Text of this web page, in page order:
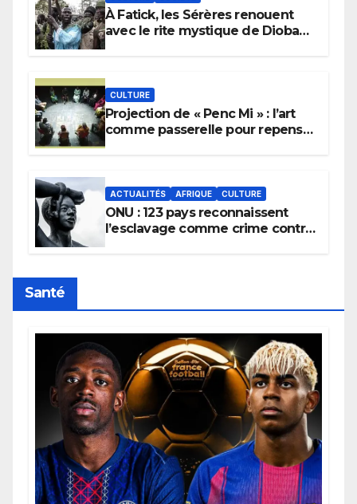
À Fatick, les Sérères renouent
avec le rite mystique de Diobaye
CULTURE
Projection de « Penc Mi » : l’art
comme passerelle pour repenser
ACTUALITÉS AFRIQUE CULTURE
ONU : 123 pays reconnaissent
l’esclavage comme crime contre
Santé